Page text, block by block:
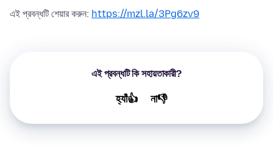
এই প্রবন্ধটি শেয়ার করুন: https://mzl.la/3Pg6zv9
এই প্রবন্ধটি কি সহায়তাকারী?
হ্যাঁ👍 না👎